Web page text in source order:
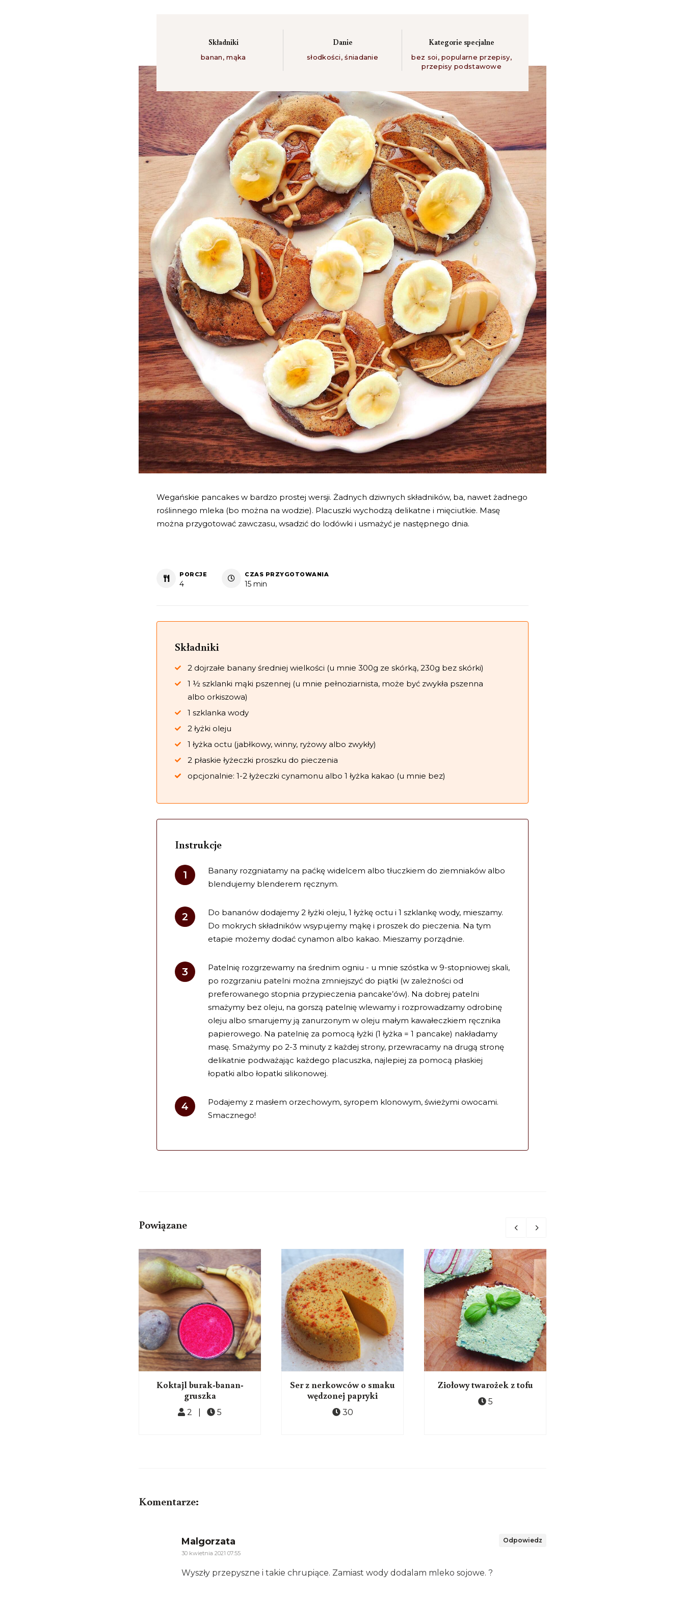
Składniki
banan,mąka
Danie
słodkości,śniadanie
Kategorie specjalne
bez soi,popularne przepisy,
przepisy podstawowe
Wegańskie pancakes w bardzo prostej wersji. Żadnych dziwnych składników, ba, nawet żadnego
roślinnego mleka (bo można na wodzie). Placuszki wychodzą delikatne i mięciutkie. Masę
można przygotować zawczasu, wsadzić do lodówki i usmażyć je następnego dnia.
PORCJE
4
CZAS PRZYGOTOWANIA
15 min
Składniki
2 dojrzałe banany średniej wielkości (u mnie 300g ze skórką, 230g bez skórki)
1 ½ szklanki mąki pszennej (u mnie pełnoziarnista, może być zwykła pszenna
albo orkiszowa)
1 szklanka wody
2 łyżki oleju
1 łyżka octu (jabłkowy, winny, ryżowy albo zwykły)
2 płaskie łyżeczki proszku do pieczenia
opcjonalnie: 1-2 łyżeczki cynamonu albo 1 łyżka kakao (u mnie bez)
Instrukcje
Banany rozgniatamy na paćkę widelcem albo tłuczkiem do ziemniaków albo
blendujemy blenderem ręcznym.
Do bananów dodajemy 2 łyżki oleju, 1 łyżkę octu i 1 szklankę wody, mieszamy.
Do mokrych składników wsypujemy mąkę i proszek do pieczenia. Na tym
etapie możemy dodać cynamon albo kakao. Mieszamy porządnie.
Patelnię rozgrzewamy na średnim ogniu - u mnie szóstka w 9-stopniowej skali,
po rozgrzaniu patelni można zmniejszyć do piątki (w zależności od
preferowanego stopnia przypieczenia pancake’ów). Na dobrej patelni
smażymy bez oleju, na gorszą patelnię wlewamy i rozprowadzamy odrobinę
oleju albo smarujemy ją zanurzonym w oleju małym kawałeczkiem ręcznika
papierowego. Na patelnię za pomocą łyżki (1 łyżka = 1 pancake) nakładamy
masę. Smażymy po 2-3 minuty z każdej strony, przewracamy na drugą stronę
delikatnie podważając każdego placuszka, najlepiej za pomocą płaskiej
łopatki albo łopatki silikonowej.
Podajemy z masłem orzechowym, syropem klonowym, świeżymi owocami.
Smacznego!
Powiązane
Koktajl burak-banan-
gruszka
2 | 5
Ser z nerkowców o smaku
wędzonej papryki
30
Ziołowy twarożek z tofu
5
Komentarze:
Malgorzata
30 kwietnia 2021 07:55
Wyszły przepyszne i takie chrupiące. Zamiast wody dodalam mleko sojowe. ?
Odpowiedz